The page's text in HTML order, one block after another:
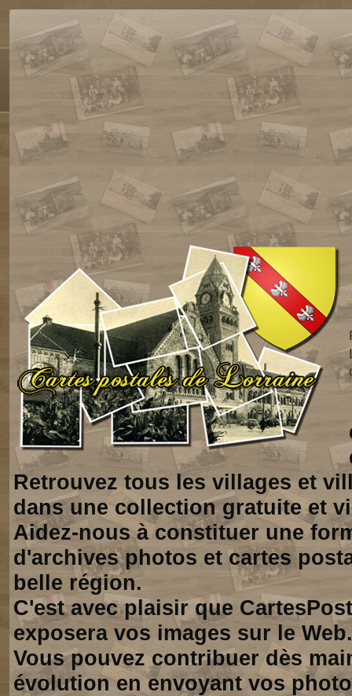
Retrouvez tous les villages et
dans une collection gratuite et
Aidez-nous à constituer une
d'archives photos et cartes
belle région.
C'est avec plaisir que
exposera vos images sur le Web.
Vous pouvez contribuer dès
évolution en envoyant vos